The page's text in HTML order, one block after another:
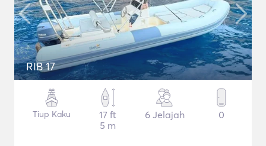
RIB 17
Tiup Kaku
17 ft
5 m
6 Jelajah 0